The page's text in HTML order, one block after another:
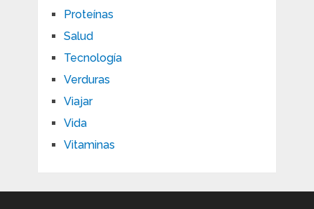
Proteínas
Salud
Tecnología
Verduras
Viajar
Vida
Vitaminas